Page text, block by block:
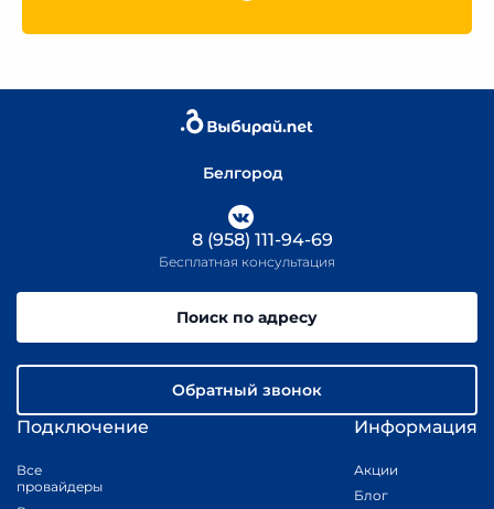
Белгород
Подключение
Все
провайдеры
Информация
Акции
Блог
8 (958) 111-94-69
Бесплатная консультация
Поиск по адресу
Обратный звонок